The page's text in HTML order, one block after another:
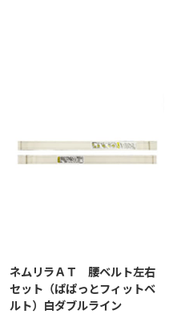
ネムリラＡＴ 腰ベルト左右
セット（ぱぱっとフィットベ
ルト）白ダブルライン